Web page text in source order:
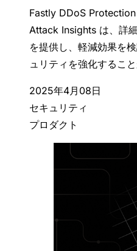
Fastly DDoS
Attack Insights は、詳
を提供し、軽減効果を
ュリティを強化すること
2025年4月08日
セキュリティ
プロダクト